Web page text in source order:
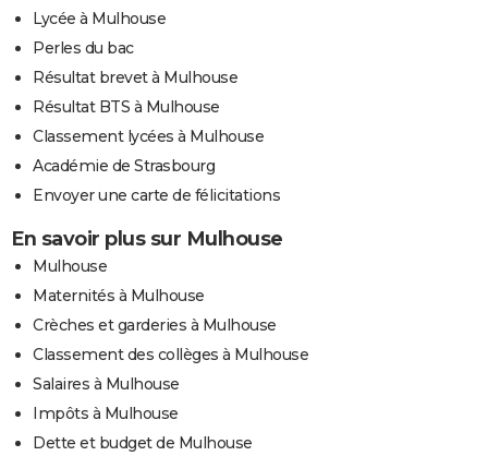
Lycée à Mulhouse
Perles du bac
Résultat brevet à Mulhouse
Résultat BTS à Mulhouse
Classement lycées à Mulhouse
Académie de Strasbourg
Envoyer une carte de félicitations
En savoir plus sur Mulhouse
Mulhouse
Maternités à Mulhouse
Crèches et garderies à Mulhouse
Classement des collèges à Mulhouse
Salaires à Mulhouse
Impôts à Mulhouse
Dette et budget de Mulhouse